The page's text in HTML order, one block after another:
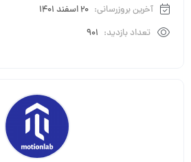
آخرین بروزرسانی: 20 اسفند 1401
تعداد بازدید: 901